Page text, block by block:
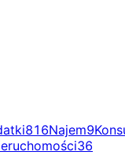
816Najem9
36